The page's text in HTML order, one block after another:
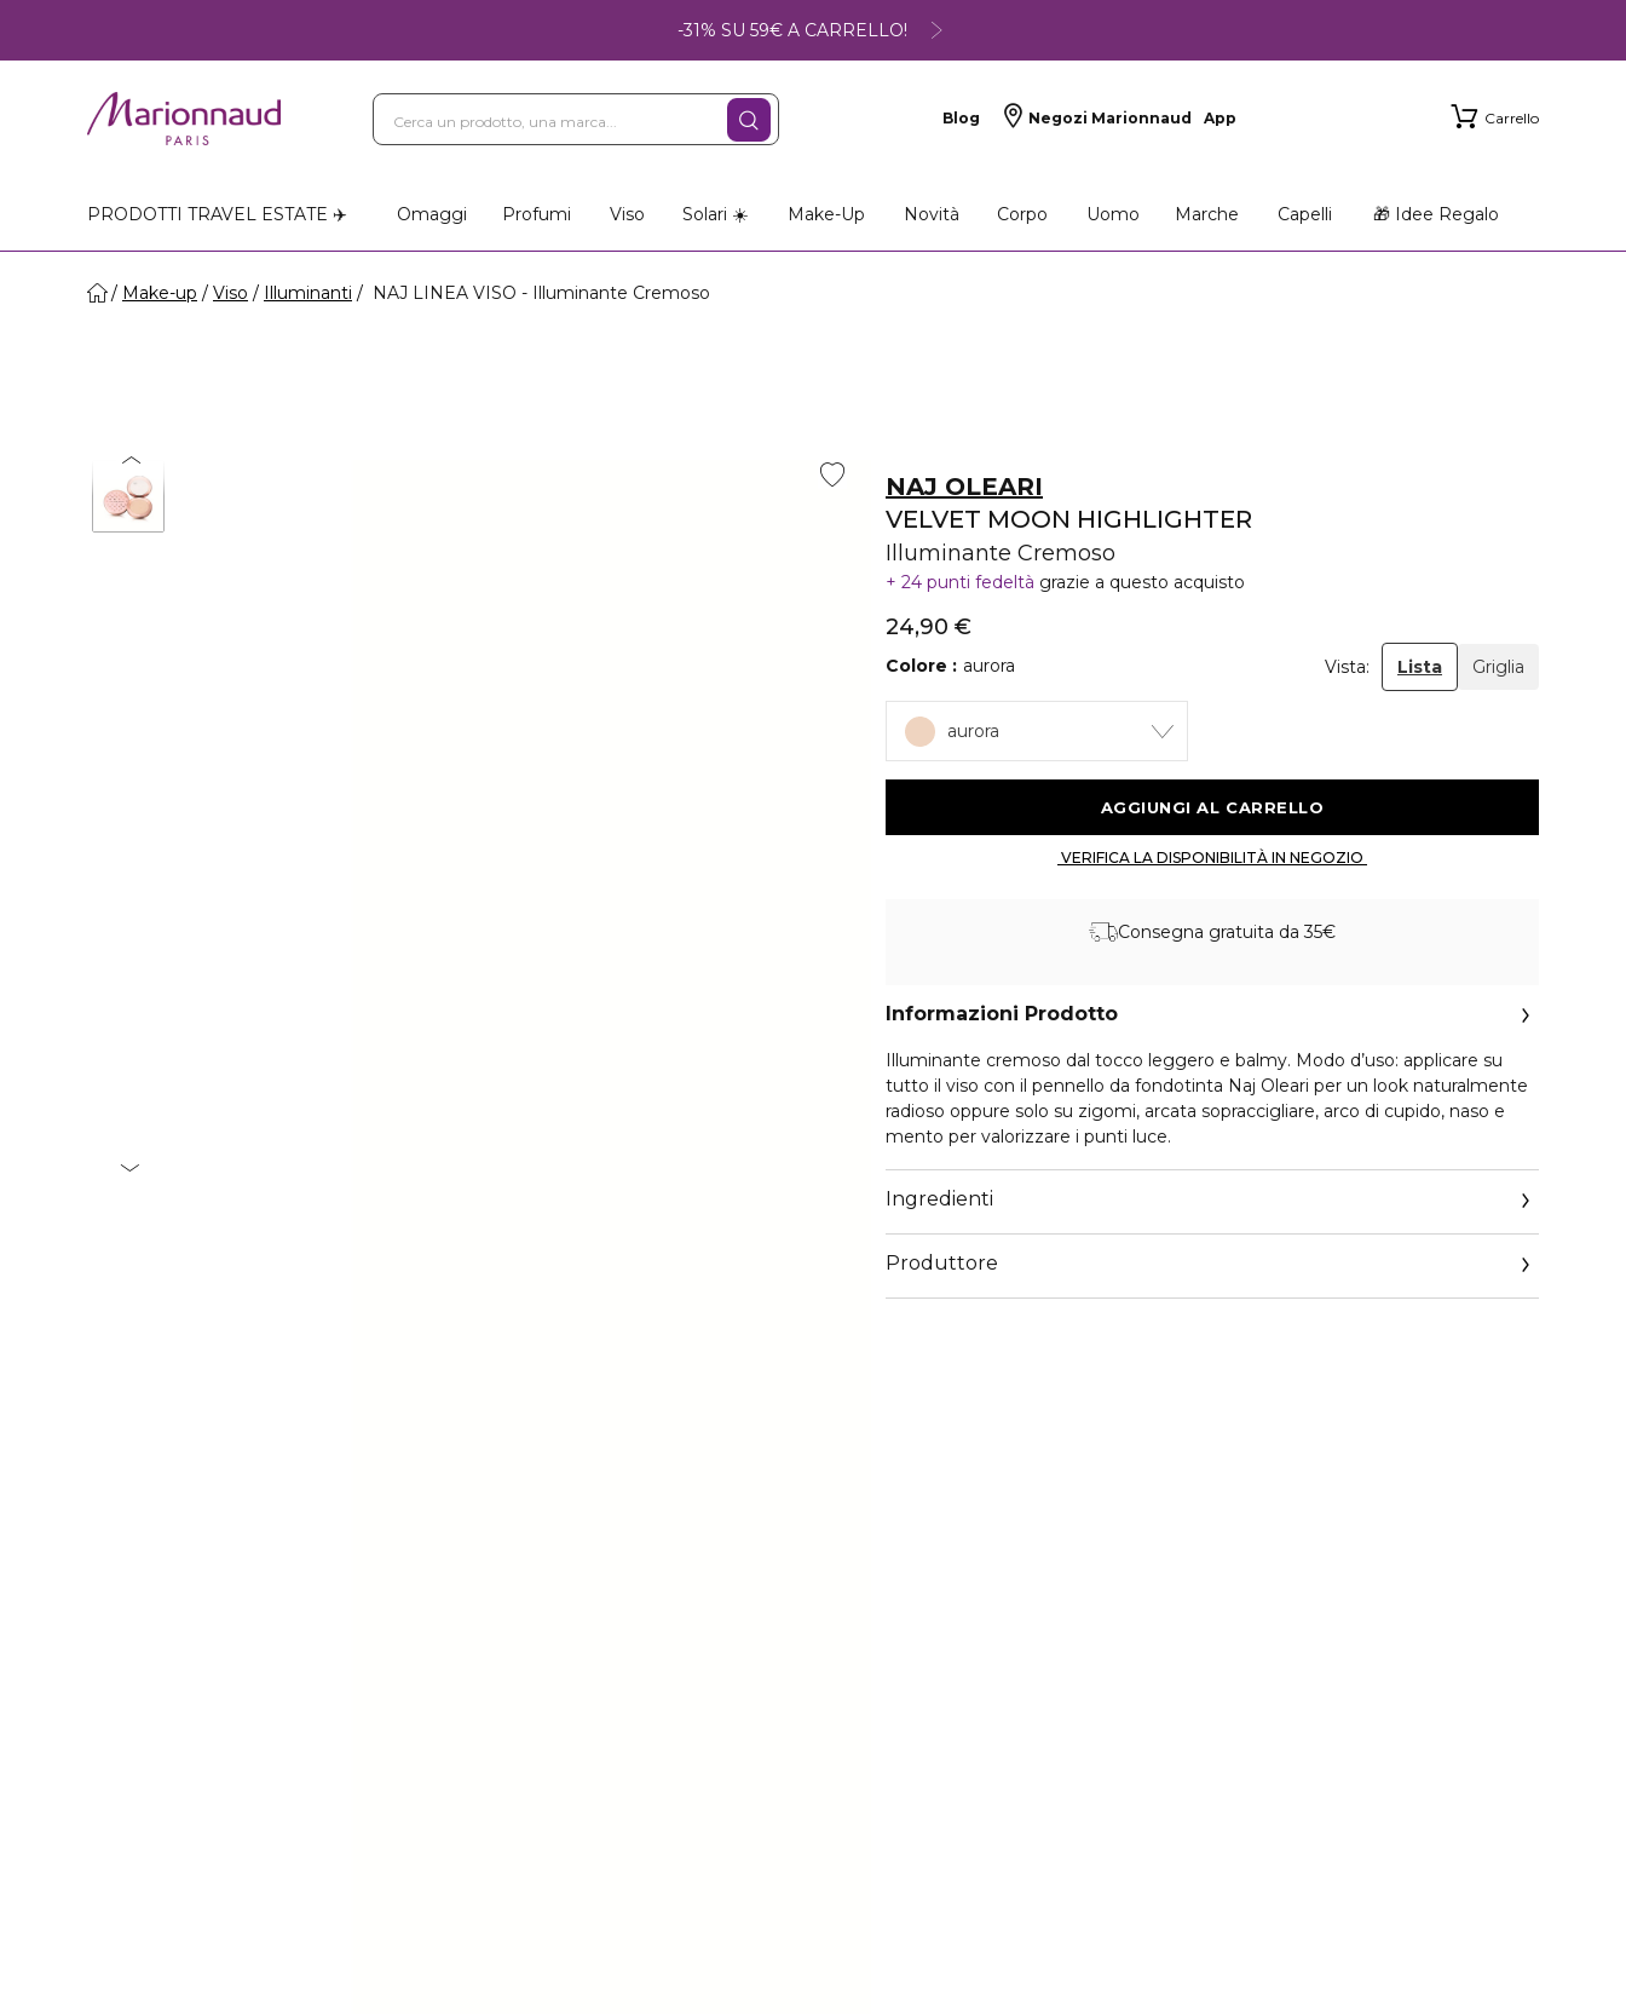
-31% SU 59€ A CARRELLO!
Blog Negozi Marionnaud App Carrello
PRODOTTI TRAVEL ESTATE ✈️ Omaggi Profumi Viso Solari ☀️ Make-Up Novità Corpo Uomo Marche Capelli 🎁 Idee Regalo
Make-up Viso Illuminanti NAJ LINEA VISO - Illuminante Cremoso
NAJ OLEARI
VELVET MOON HIGHLIGHTER
Illuminante Cremoso
24 punti fedeltà grazie a questo acquisto
24,90 €
Colore aurora Vista: Lista Griglia
aurora
Consegna gratuita da 35€
Informazioni Prodotto
Illuminante cremoso dal tocco leggero e balmy. Modo d’uso: applicare su
tutto il viso con il pennello da fondotinta Naj Oleari per un look naturalmente
radioso oppure solo su zigomi, arcata sopraccigliare, arco di cupido, naso e
mento per valorizzare i punti luce.
Ingredienti
Produttore